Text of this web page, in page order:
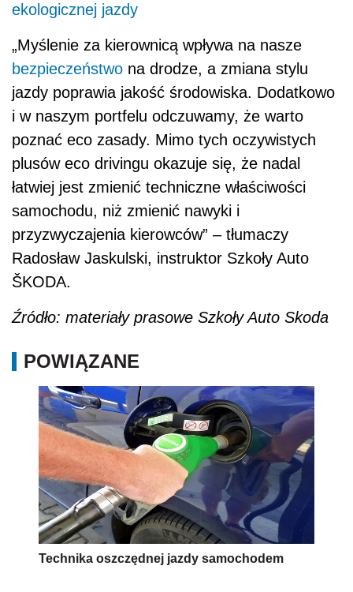
ekologicznej jazdy
„Myślenie za kierownicą wpływa na nasze
bezpieczeństwo na drodze, a zmiana stylu
jazdy poprawia jakość środowiska. Dodatkowo
i w naszym portfelu odczuwamy, że warto
poznać eco zasady. Mimo tych oczywistych
plusów eco drivingu okazuje się, że nadal
łatwiej jest zmienić techniczne właściwości
samochodu, niż zmienić nawyki i
przyzwyczajenia kierowców” – tłumaczy
Radosław Jaskulski, instruktor Szkoły Auto
ŠKODA.
Źródło: materiały prasowe Szkoły Auto Skoda
POWIĄZANE
Technika oszczędnej jazdy samochodem